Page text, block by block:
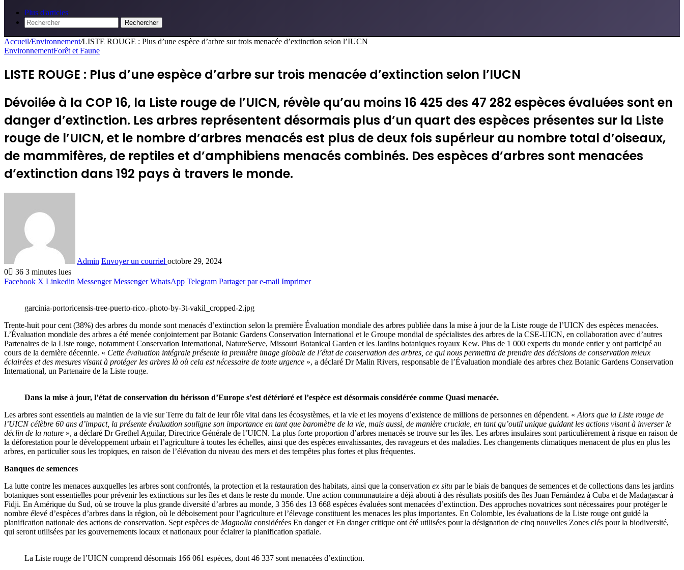
Plus d'articles
Rechercher
Accueil/Environnement/LISTE ROUGE : Plus d’une espèce d’arbre sur trois menacée d’extinction selon l’IUCN
EnvironnementForêt et Faune
LISTE ROUGE : Plus d’une espèce d’arbre sur trois menacée d’extinction selon l’IUCN
Dévoilée à la COP 16, la Liste rouge de l’UICN, révèle qu’au moins 16 425 des 47 282 espèces évaluées sont en
danger d’extinction. Les arbres représentent désormais plus d’un quart des espèces présentes sur la Liste
rouge de l’UICN, et le nombre d’arbres menacés est plus de deux fois supérieur au nombre total d’oiseaux,
de mammifères, de reptiles et d’amphibiens menacés combinés. Des espèces d’arbres sont menacées
d’extinction dans 192 pays à travers le monde.
Admin Envoyer un courriel octobre 29, 2024
0
36 3 minutes lues
Facebook X Linkedin Messenger Messenger WhatsApp Telegram Partager par e-mail Imprimer
garcinia-portoricensis-tree-puerto-rico.-photo-by-3t-vakil_cropped-2.jpg
Trente-huit pour cent (38%) des arbres du monde sont menacés d’extinction selon la première Évaluation mondiale des arbres publiée dans la mise à jour de la Liste rouge de l’UICN des espèces menacées.
L’Évaluation mondiale des arbres a été menée conjointement par Botanic Gardens Conservation International et le Groupe mondial de spécialistes des arbres de la CSE-UICN, en collaboration avec d’autres
Partenaires de la Liste rouge, notamment Conservation International, NatureServe, Missouri Botanical Garden et les Jardins botaniques royaux Kew. Plus de 1 000 experts du monde entier y ont participé au
cours de la dernière décennie. « Cette évaluation intégrale présente la première image globale de l’état de conservation des arbres, ce qui nous permettra de prendre des décisions de conservation mieux
éclairées et des mesures visant à protéger les arbres là où cela est nécessaire de toute urgence », a déclaré Dr Malin Rivers, responsable de l’Évaluation mondiale des arbres chez Botanic Gardens Conservation
International, un Partenaire de la Liste rouge.
Dans la mise à jour, l’état de conservation du hérisson d’Europe s’est détérioré et l’espèce est désormais considérée comme Quasi menacée.
Les arbres sont essentiels au maintien de la vie sur Terre du fait de leur rôle vital dans les écosystèmes, et la vie et les moyens d’existence de millions de personnes en dépendent. « Alors que la Liste rouge de
l’UICN célèbre 60 ans d’impact, la présente évaluation souligne son importance en tant que baromètre de la vie, mais aussi, de manière cruciale, en tant qu’outil unique guidant les actions visant à inverser le
déclin de la nature », a déclaré Dr Grethel Aguilar, Directrice Générale de l’UICN. La plus forte proportion d’arbres menacés se trouve sur les îles. Les arbres insulaires sont particulièrement à risque en raison de
la déforestation pour le développement urbain et l’agriculture à toutes les échelles, ainsi que des espèces envahissantes, des ravageurs et des maladies. Les changements climatiques menacent de plus en plus les
arbres, en particulier sous les tropiques, en raison de l’élévation du niveau des mers et des tempêtes plus fortes et plus fréquentes.
Banques de semences
La lutte contre les menaces auxquelles les arbres sont confrontés, la protection et la restauration des habitats, ainsi que la conservation ex situ par le biais de banques de semences et de collections dans les jardins
botaniques sont essentielles pour prévenir les extinctions sur les îles et dans le reste du monde. Une action communautaire a déjà abouti à des résultats positifs des îles Juan Fernández à Cuba et de Madagascar à
Fidji. En Amérique du Sud, où se trouve la plus grande diversité d’arbres au monde, 3 356 des 13 668 espèces évaluées sont menacées d’extinction. Des approches novatrices sont nécessaires pour protéger le
nombre élevé d’espèces d’arbres dans la région, où le déboisement pour l’agriculture et l’élevage constituent les menaces les plus importantes. En Colombie, les évaluations de la Liste rouge ont guidé la
planification nationale des actions de conservation. Sept espèces de Magnolia considérées En danger et En danger critique ont été utilisées pour la désignation de cinq nouvelles Zones clés pour la biodiversité,
qui seront utilisées par les gouvernements locaux et nationaux pour éclairer la planification spatiale.
La Liste rouge de l’UICN comprend désormais 166 061 espèces, dont 46 337 sont menacées d’extinction.